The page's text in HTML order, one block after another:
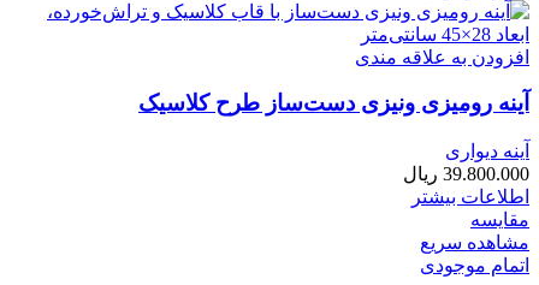
افزودن به علاقه مندی
آینه رومیزی ونیزی دست‌ساز طرح کلاسیک
آینه دیواری
39.800.000 ریال
اطلاعات بیشتر
مقایسه
مشاهده سریع
اتمام موجودی